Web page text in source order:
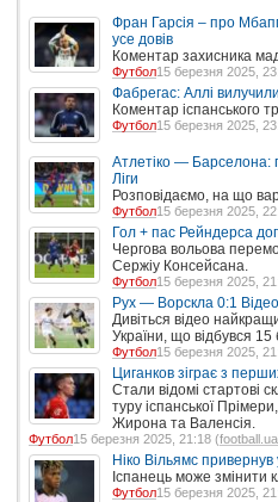
Фран Гарсія – про
усе довів
Коментар захисника
Футбол15 березня 2025,
Фабрегас: Аллі
Коментар іспанського
Футбол15 березня 2025,
Атлетіко — Барселона:
Ліги
Розповідаємо, на що
Футбол15 березня 2025,
Гол + пас Рейндерса
Чергова вольова
Сержіу Консейсана.
Футбол15 березня 2025,
Рух — Ворскла 0:1
Дивіться відео
України, що відбувся
Футбол15 березня 2025,
Циганков зіграє з
Стали відомі стартові
туру іспанської
Жирона та Валенсія.
Футбол15 березня 2025, 21:18 (football.ua
Ніко Вільямс привернув
Іспанець може змінити
Футбол15 березня 2025,